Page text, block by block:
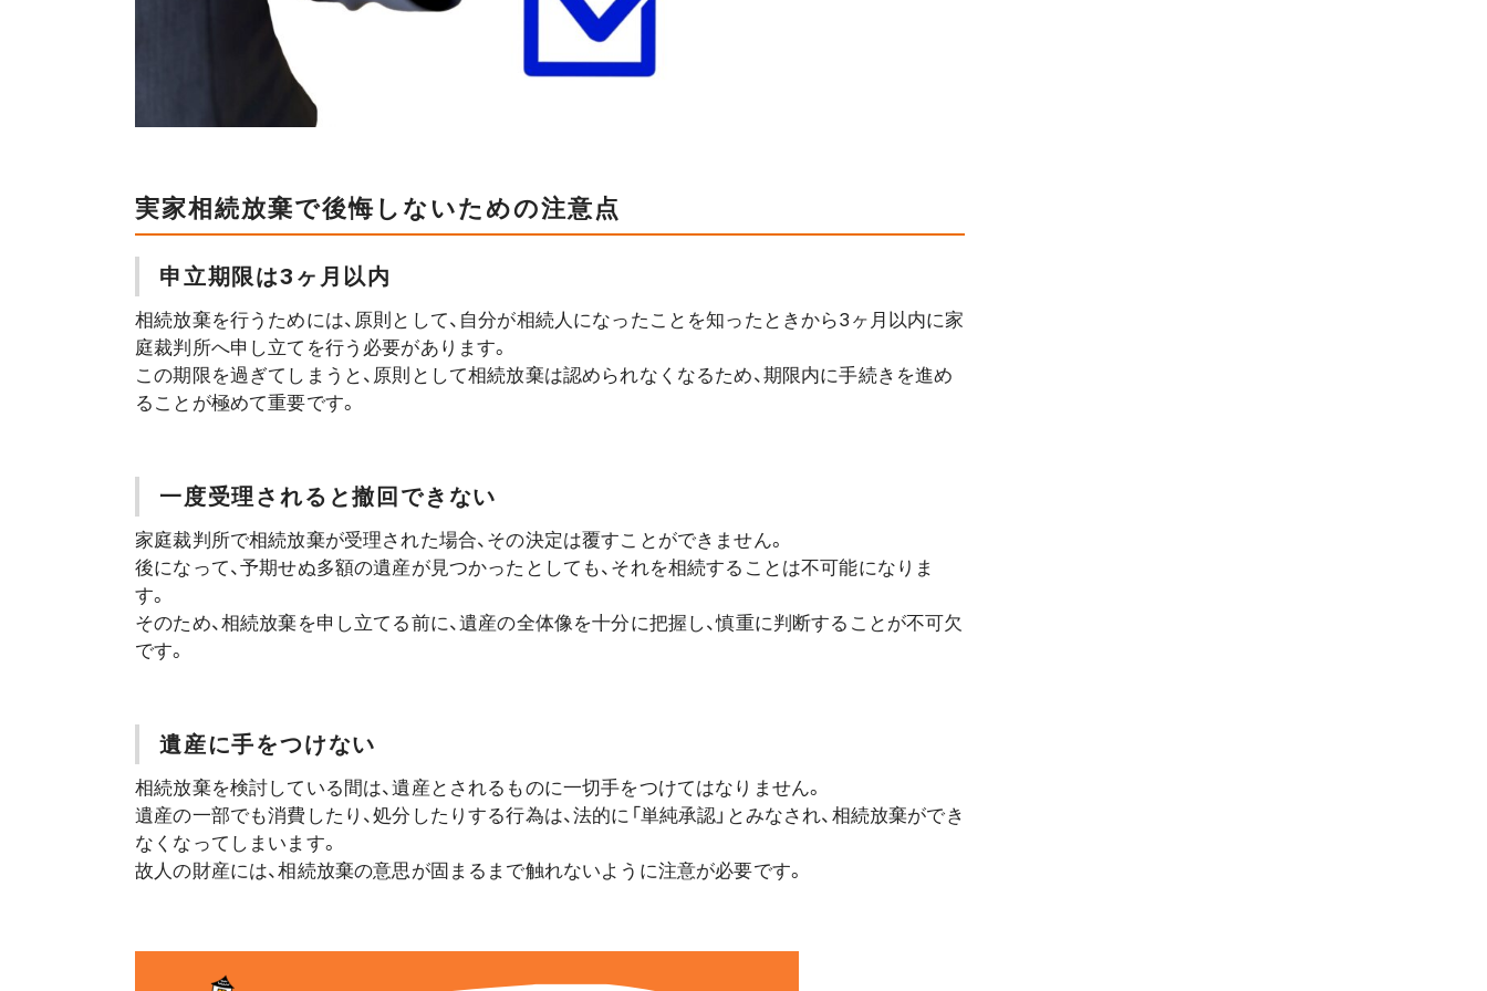
実家相続放棄で後悔しないための注意点
申立期限は3ヶ月以内
相続放棄を行うためには、原則として、自分が相続人になったことを知ったときから3ヶ月以内に家
庭裁判所へ申し立てを行う必要があります。
この期限を過ぎてしまうと、原則として相続放棄は認められなくなるため、期限内に手続きを進め
ることが極めて重要です。
一度受理されると撤回できない
家庭裁判所で相続放棄が受理された場合、その決定は覆すことができません。
後になって、予期せぬ多額の遺産が見つかったとしても、それを相続することは不可能になりま
す。
そのため、相続放棄を申し立てる前に、遺産の全体像を十分に把握し、慎重に判断することが不可欠
です。
遺産に手をつけない
相続放棄を検討している間は、遺産とされるものに一切手をつけてはなりません。
遺産の一部でも消費したり、処分したりする行為は、法的に「単純承認」とみなされ、相続放棄ができ
なくなってしまいます。
故人の財産には、相続放棄の意思が固まるまで触れないように注意が必要です。